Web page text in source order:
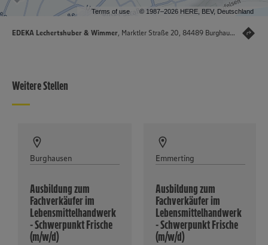
Terms of use © 1987–2026 HERE, BEV, Deutschland
EDEKA Lechertshuber & Wimmer, Marktler Straße 20, 84489 Burghausen
Weitere Stellen
Burghausen
Ausbildung zum
Fachverkäufer im
Lebensmittelhandwerk
- Schwerpunkt Frische
(m/w/d)
Emmerting
Ausbildung zum
Fachverkäufer im
Lebensmittelhandwerk
- Schwerpunkt Frische
(m/w/d)